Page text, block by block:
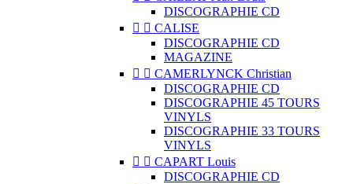
DISCOGRAPHIE CD
  CALISE
DISCOGRAPHIE CD
MAGAZINE
  CAMERLYNCK Christian
DISCOGRAPHIE CD
DISCOGRAPHIE 45 TOURS
VINYLS
DISCOGRAPHIE 33 TOURS
VINYLS
  CAPART Louis
DISCOGRAPHIE CD